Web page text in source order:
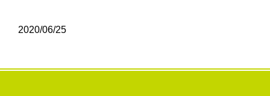
2020/06/25